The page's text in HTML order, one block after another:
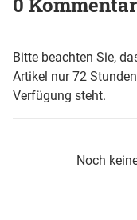
Bitte beachten Sie,
Artikel nur 72
Verfügung steht.
Noch